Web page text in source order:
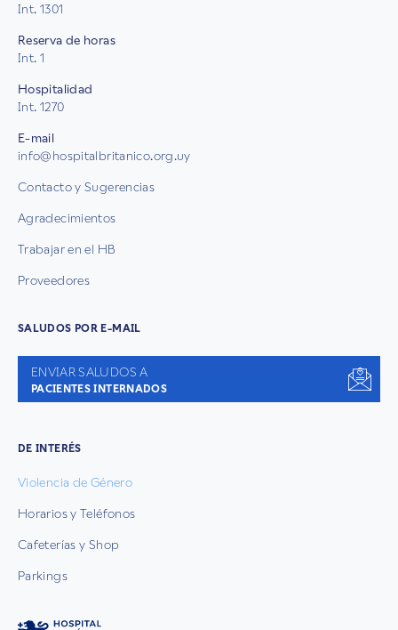
Int. 1301
Reserva de horas
Int. 1
Hospitalidad
Int. 1270
E-mail
info@hospitalbritanico.org.uy
Contacto y Sugerencias
Agradecimientos
Trabajar en el HB
Proveedores
SALUDOS POR E-MAIL
ENVIAR SALUDOS A
PACIENTES INTERNADOS
DE INTERÉS
Violencia de Género
Horarios y Teléfonos
Cafeterías y Shop
Parkings